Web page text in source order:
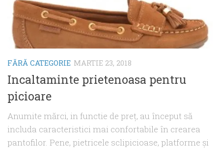
FĂRĂ CATEGORIE MARTIE 23, 2018
Incaltaminte prietenoasa pentru
picioare
Anumite mărci, in functie de preț, au început să
includa caracteristici mai confortabile în crearea
pantofilor. Pene, pietricele sclipicioase, platforme și